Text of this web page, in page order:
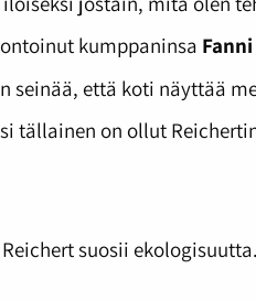
kumppaninsa
seinää, että koti näyttää
tällainen on ollut
suosii